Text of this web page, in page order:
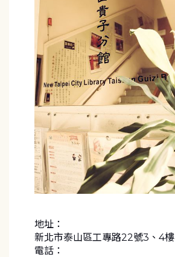
地址：
新北市泰山區工專路22號3、4樓
電話：